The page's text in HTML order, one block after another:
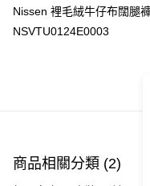
PayMe
WeChat Pay
每筆HK$40.00，滿
付款後順豐站及營業點
每筆HK$40.00，滿
Nissen 裡毛絨牛仔布闊腿
NSVTU0124E0003
商品相關分類 (2)